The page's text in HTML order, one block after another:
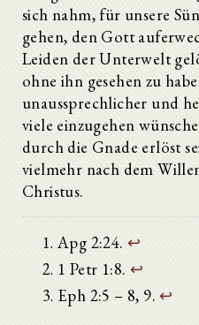
sich nahm, für unsere
gehen, den Gott
Leiden der Unterwelt
ohne ihn gesehen zu
unaussprechlicher und
viele einzugehen
durch die Gnade erlöst
vielmehr nach dem
Christus.
Apg 2:24. ↩
1 Petr 1:8. ↩
Eph 2:5 – 8, 9.↩